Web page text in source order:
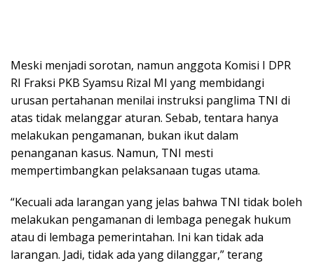
Meski menjadi sorotan, namun anggota Komisi I DPR
RI Fraksi PKB Syamsu Rizal MI yang membidangi
urusan pertahanan menilai instruksi panglima TNI di
atas tidak melanggar aturan. Sebab, tentara hanya
melakukan pengamanan, bukan ikut dalam
penanganan kasus. Namun, TNI mesti
mempertimbangkan pelaksanaan tugas utama.
“Kecuali ada larangan yang jelas bahwa TNI tidak boleh
melakukan pengamanan di lembaga penegak hukum
atau di lembaga pemerintahan. Ini kan tidak ada
larangan. Jadi, tidak ada yang dilanggar,” terang